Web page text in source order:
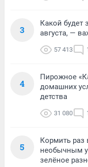
3
Какой будет
августа, —
57 413
4
Пирожное
домашних
детства
31 080
5
Кормить
необычным
зелёное